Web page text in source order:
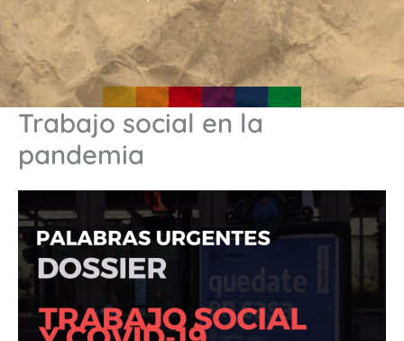
Trabajo social en la
pandemia